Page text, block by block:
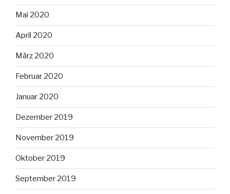
Mai 2020
April 2020
März 2020
Februar 2020
Januar 2020
Dezember 2019
November 2019
Oktober 2019
September 2019